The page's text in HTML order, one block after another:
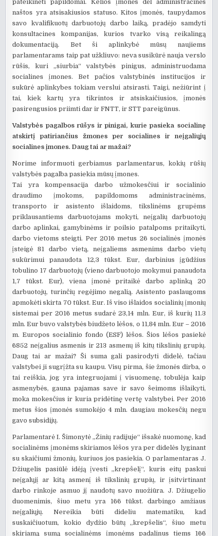
pateikinėti papildomai. Kelios įmonės dėl administracinės
naštos yra atsisakiusios statuso. Kitos įmonės, taupydamos
savo kvalifikuotų darbuotojų darbo laiką, pradėjo samdyti
konsultacines kompanijas, kurios tvarko visą reikalingą
dokumentaciją. Bet ši aplinkybė mūsų naujiems
parlamentarams taip pat užkliuvo: neva susikūrė nauja verslo
rūšis, kuri „siurbia“ valstybės pinigus, administruodama
socialines įmones. Bet pačios valstybinės institucijos ir
sukūrė aplinkybes tokiam verslui atsirasti. Taigi, nežiūrint į
tai, kiek kartų yra tikrintos ir atsiskaičiusios, įmonės
pasirengusios priimti dar ir FNTT, ir STT pareigūnus.
Valstybės pagalbos rūšys ir pinigai, kurie pasieka socialinę
atskirtį patiriančius žmones per socialines ir neįgaliųjų
socialines įmones. Daug tai ar mažai?
Norime informuoti gerbiamus parlamentarus, kokių rūšių
valstybės pagalba pasiekia mūsų įmones.
Tai yra kompensacija darbo užmokesčiui ir socialinio
draudimo įmokoms, papildomoms administracinėms,
transporto ir asistento išlaidoms, tikslinėms grupėms
priklausantiems darbuotojams mokyti, neįgalių darbuotojų
darbo aplinkai, gamybinėms ir poilsio patalpoms pritaikyti,
darbo vietoms steigti. Per 2016 metus 26 socialinės įmonės
įsteigė 81 darbo vietą, neįgaliems asmenims darbo vietų
sukūrimui panaudota 12,3 tūkst. Eur, darbinius įgūdžius
tobulino 17 darbuotojų (vieno darbuotojo mokymui panaudota
1,7 tūkst. Eur), viena įmonė pritaikė darbo aplinką 20
darbuotojų, turinčių regėjimo negalią. Asistento paslaugoms
apmokėti skirta 70 tūkst. Eur. Iš viso išlaidos socialinių įmonių
sistemai per 2016 metus sudarė 23,14 mln. Eur, iš kurių 11.3
mln. Eur buvo valstybės biudžeto lėšos, o 11,84 mln. Eur – 2016
m. Europos socialinio fondo (ESF) lėšos. Šios lėšos pasiekė
6852 neįgalius asmenis ir 213 asmenų iš kitų tikslinių grupių.
Daug tai ar mažai? Ši suma gali pasirodyti didelė, tačiau
valstybei ji sugrįžta su kaupu. Visų pirma, šie žmonės dirba, o
tai reiškia, jog yra integruojami į visuomenę, tobulėja kaip
asmenybės, gauna pajamas save ir savo šeimoms išlaikyti,
moka mokesčius ir kuria pridėtinę vertę valstybei. Per 2016
metus šios įmonės sumokėjo 4 mln. daugiau mokesčių negu
gavo subsidijų.
Parlamentarė I. Šimonytė „Žinių radijuje“ išsakė nuomonę, kad
socialinėms įmonėms skiriamos lėšos yra per didelės lyginant
su skaičiumi žmonių, kuriuos jos pasiekia. O parlamentaras J.
Džiugelis pasiūlė idėją įvesti „krepšelį“, kuris eitų paskui
neįgalųjį ar kitą asmenį iš tikslinių grupių, ir įsitvirtinant
darbo rinkoje asmuo jį naudotų savo nuožiūra. J. Džiugelio
duomenimis, šiuo metu yra 166 tūkst. darbingo amžiaus
neįgaliųjų. Nereikia būti dideliu matematiku, kad
suskaičiuotum, kokio dydžio būtų „krepšelis“, šiuo metu
skiriamą sumą socialinėms įmonėms padalinus tiems 166